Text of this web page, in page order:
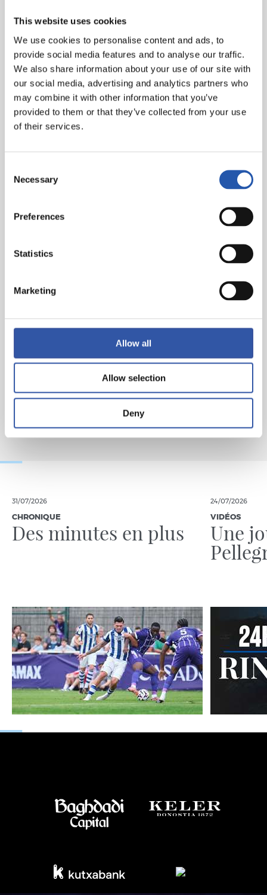
This website uses cookies
We use cookies to personalise content and ads, to
provide social media features and to analyse our traffic.
We also share information about your use of our site with
our social media, advertising and analytics partners who
may combine it with other information that you’ve
provided to them or that they’ve collected from your use
of their services.
Selection
Necessary
Preferences
Statistics
Marketing
Allow all
Allow selection
Deny
Détails techniques :
Real Sociedad : Remiro, Aramburu (Aritz, min.60),
Zubeldia, Aguerd, Aihen (Javi López, min.84),
Zubimendi, Sučić (Sergio Gómez, min.60), Brais
Méndez, Take, Becker (Barrene, min.60) et Oyarzabal
(cap)(Óskarsson, min.60).
FC Barcelona
: Iñaki Peña, Kounde, Cubarsi, Iñigo,
: 1-0 : Becker, min.33.
Arbitre
: Cuadra Fernández. Cartons jaunes pour les
locaux Aramburu, Brais Méndez et Zubeldia et pour les
31/07/2026
CHRONIQUE
Des minutes en plus
24/07/2026
VIDÉOS
Une